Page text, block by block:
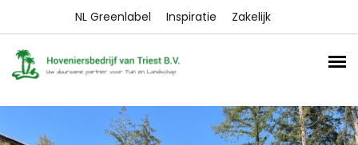
NL Greenlabel Inspiratie Zakelijk